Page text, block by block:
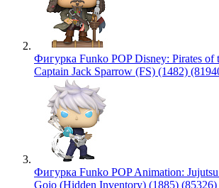
Фигурка Funko POP Disney: Pirates of
Captain Jack Sparrow (FS) (1482)
Фигурка Funko POP Animation:
Gojo (Hidden Inventory) (1885)